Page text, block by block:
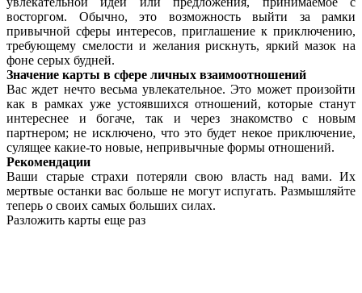
восторгом. Обычно, это возможность выйти за рамки
привычной сферы интересов, приглашение к приключению,
требующему смелости и желания рискнуть, яркий мазок на
фоне серых будней.
Значение карты в сфере личных взаимоотношений
Вас ждет нечто весьма увлекательное. Это может произойти
как в рамках уже устоявшихся отношений, которые станут
интереснее и богаче, так и через знакомство с новым
партнером; не исключено, что это будет некое приключение,
сулящее какие-то новые, непривычные формы отношений.
Рекомендации
Ваши старые страхи потеряли свою власть над вами. Их
мертвые останки вас больше не могут испугать. Размышляйте
теперь о своих самых больших силах.
Разложить карты еще раз